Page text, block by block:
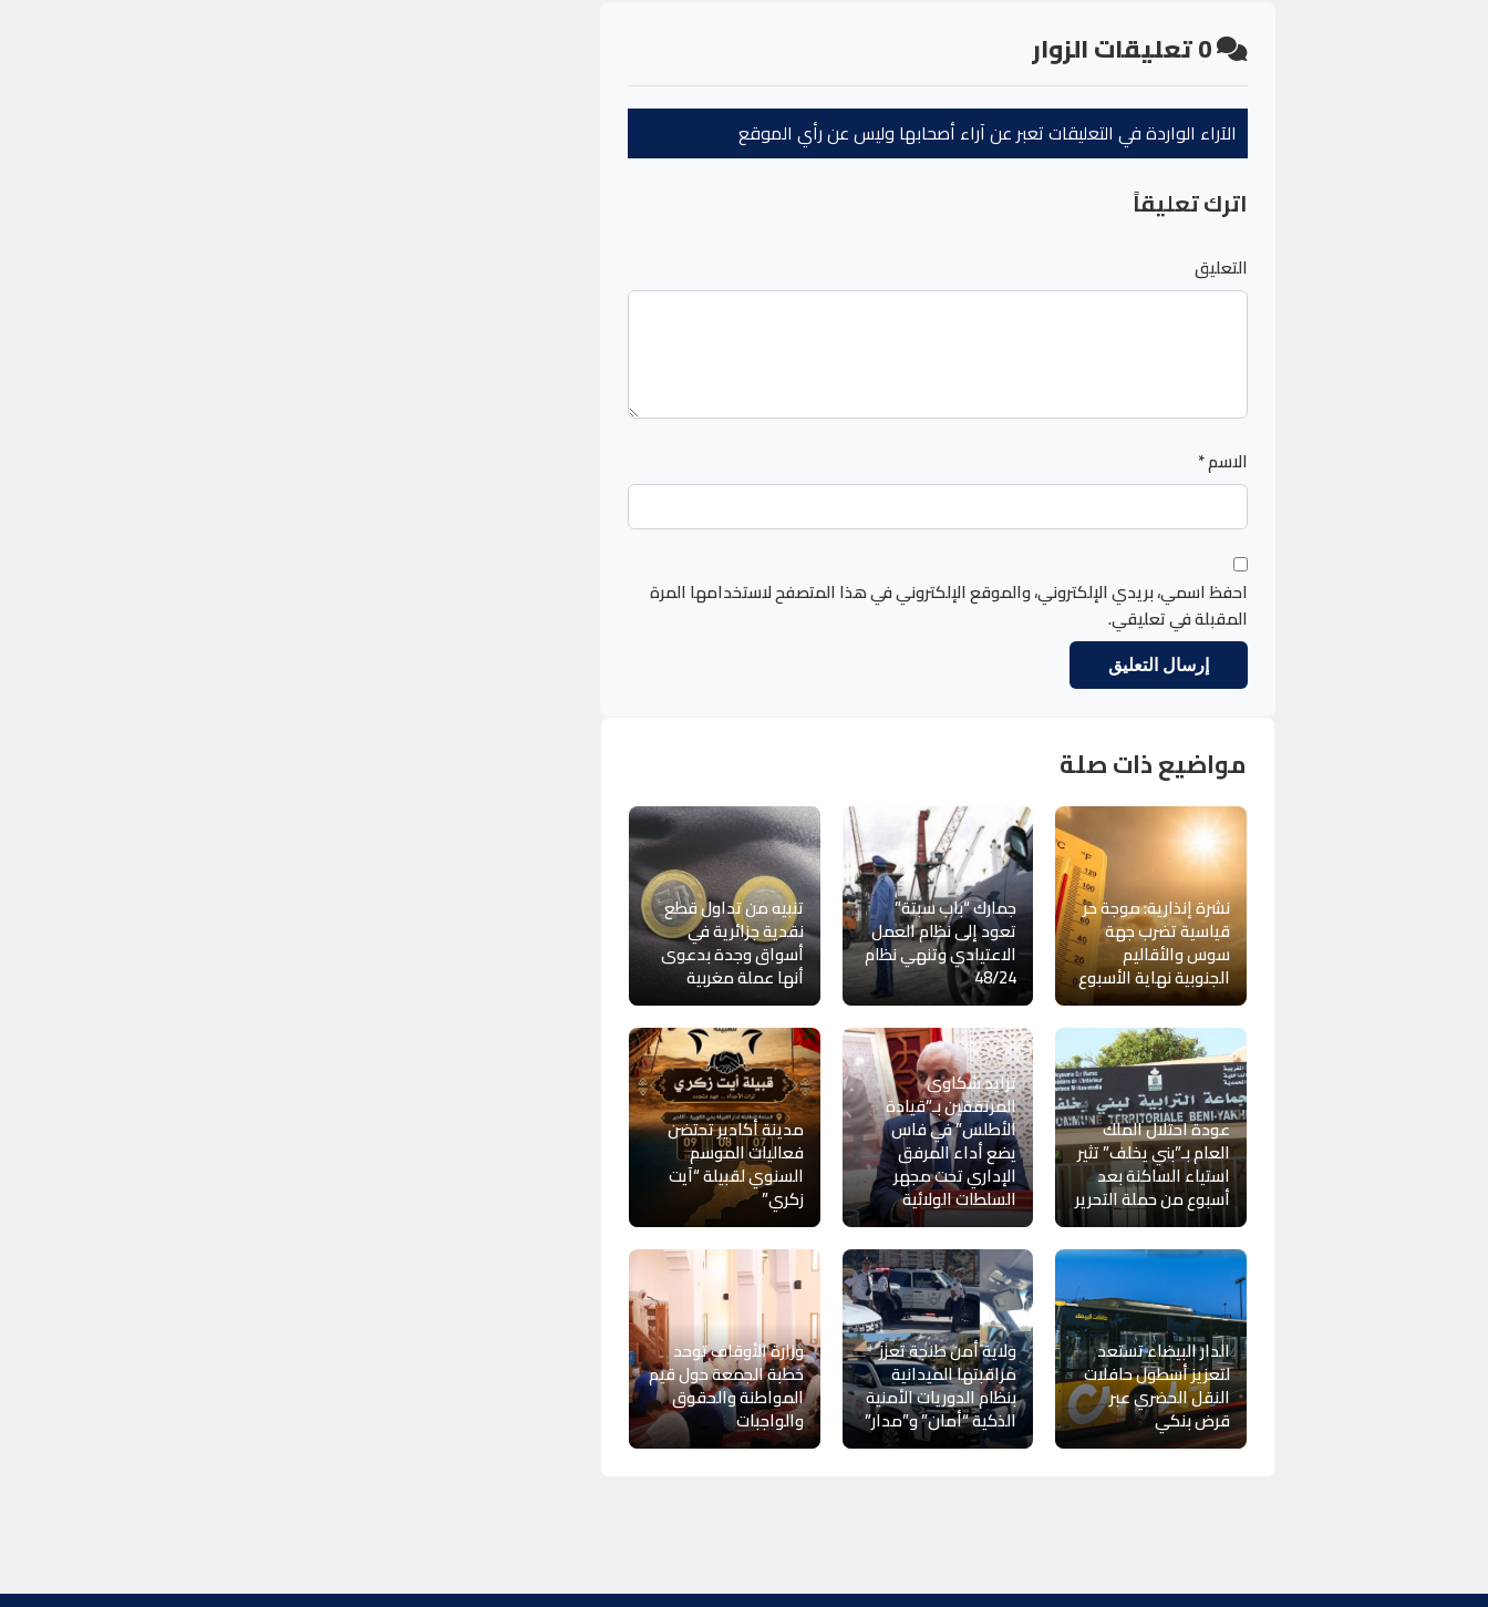
0تعليقات الزوار
الآراء الواردة في التعليقات تعبر عن آراء أصحابها وليس عن رأي الموقع
اترك تعليقاً
التعليق
الاسم*
احفظ اسمي، بريدي الإلكتروني، والموقع الإلكتروني في هذا المتصفح لاستخدامها المرة
المقبلة في تعليقي.
مواضيع ذات صلة
نشرة إنذارية: موجة حر
قياسية تضرب جهة
سوس والأقاليم
الجنوبية نهاية الأسبوع
جمارك “باب سبتة”
تعود إلى نظام العمل
الاعتيادي وتنهي نظام
48/24
تنبيه من تداول قطع
نقدية جزائرية في
أسواق وجدة بدعوى
أنها عملة مغربية
عودة احتلال الملك
العام بـ”بني يخلف” تثير
استياء الساكنة بعد
أسبوع من حملة التحرير
تزايد شكاوى
المرتفقين بـ”قيادة
الأطلس” في فاس
يضع أداء المرفق
الإداري تحت مجهر
السلطات الولائية
مدينة أكادير تحتضن
فعاليات الموسم
السنوي لقبيلة “آيت
زكري”
الدار البيضاء تستعد
لتعزيز أسطول حافلات
النقل الحضري عبر
قرض بنكي
ولاية أمن طنجة تعزز
مراقبتها الميدانية
بنظام الدوريات الأمنية
الذكية “أمان” و”مدار”
وزارة الأوقاف توحد
خطبة الجمعة حول قيم
المواطنة والحقوق
والواجبات